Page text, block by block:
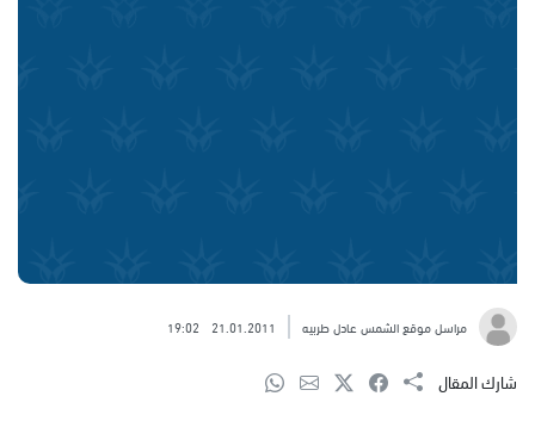
مراسل موقع الشمس عادل طربيه 21.01.2011
19:02
شارك المقال